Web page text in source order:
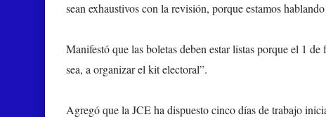
sean exhaustivos con la revisión, porque estamos
Manifestó que las boletas deben estar listas porque el 1
sea, a organizar el kit electoral”.
Agregó que la JCE ha dispuesto cinco días de trabajo